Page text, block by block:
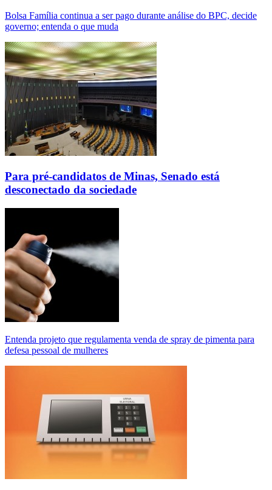
Bolsa Família continua a ser pago durante análise do BPC, decide
governo; entenda o que muda
Para pré-candidatos de Minas, Senado está
desconectado da sociedade
Entenda projeto que regulamenta venda de spray de pimenta para
defesa pessoal de mulheres